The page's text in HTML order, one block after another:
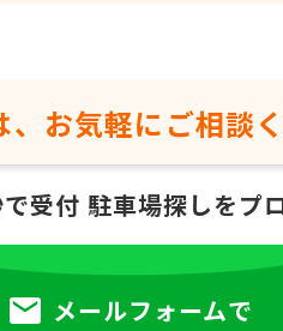
、お気軽に ご相談
受付 駐車場探しをプ
メールフォームで